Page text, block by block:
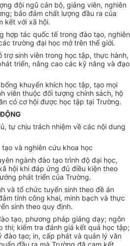
đội ngũ cán bộ, giảng viên, nghiên
bảo đảm chất lượng đầu ra của
kết với xã hội.
hợp tác quốc tế trong đào tạo, nghiên
trường đại học mở trên thế giới.
trợ sinh viên trong học tập, thực hành,
triển, nâng cao các kỹ năng và đạo
khuyến khích học tập, tạo mọi
viên thuộc đối tượng chính sách, hộ
có cơ hội được học tập tại Trường.
tự chịu trách nhiệm về các nội dung
và nghiên cứu khoa học
ngành đào tạo trình độ đại học,
hội khi đáp ứng đủ điều kiện theo
phát triển của Trường.
và tổ chức tuyển sinh theo đề án
tính công khai, minh bạch và thực
sinh theo quy định.
tạo, phương pháp giảng dạy; ngôn
thi; kiểm tra đánh giá kết quả học tập;
đào tạo; in, cấp phát và quản lý văn
đầu ra mà Trường đã cam kết.